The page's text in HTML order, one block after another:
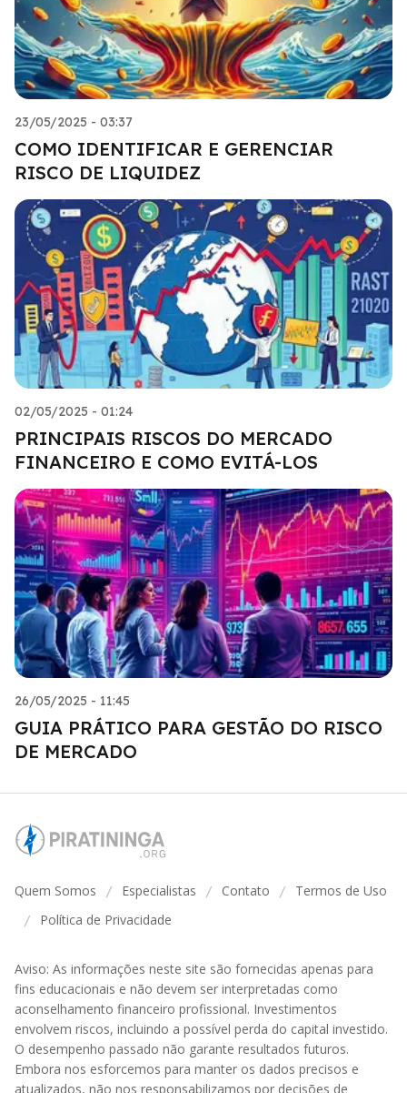
23/05/2025 - 03:37
COMO IDENTIFICAR E GERENCIAR
RISCO DE LIQUIDEZ
02/05/2025 - 01:24
PRINCIPAIS RISCOS DO MERCADO
FINANCEIRO E COMO EVITÁ-LOS
26/05/2025 - 11:45
GUIA PRÁTICO PARA GESTÃO DO RISCO
DE MERCADO
Quem Somos / Especialistas / Contato / Termos de Uso
/ Política de Privacidade
Aviso: As informações neste site são fornecidas apenas para
fins educacionais e não devem ser interpretadas como
aconselhamento financeiro profissional. Investimentos
envolvem riscos, incluindo a possível perda do capital investido.
O desempenho passado não garante resultados futuros.
Embora nos esforcemos para manter os dados precisos e
atualizados, não nos responsabilizamos por decisões de